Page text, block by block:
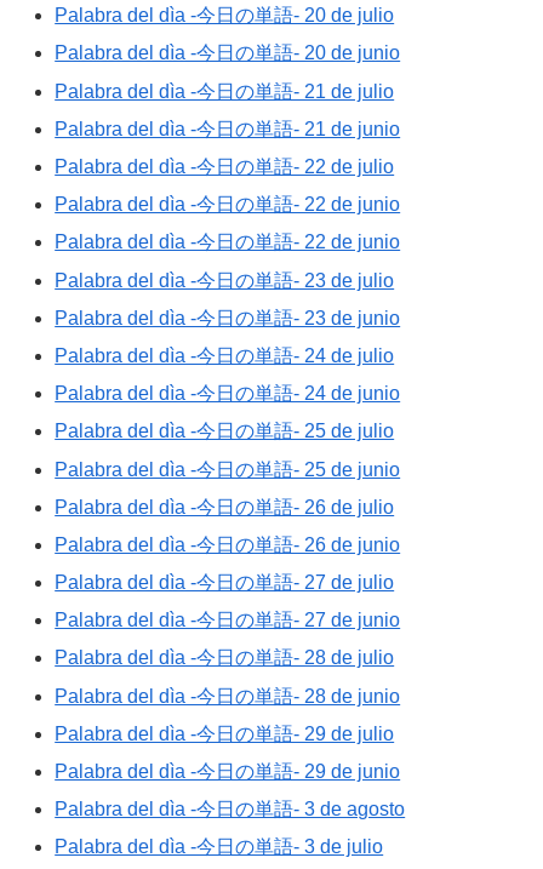
Palabra del dìa -今日の単語- 20 de julio
Palabra del dìa -今日の単語- 20 de junio
Palabra del dìa -今日の単語- 21 de julio
Palabra del dìa -今日の単語- 21 de junio
Palabra del dìa -今日の単語- 22 de julio
Palabra del dìa -今日の単語- 22 de junio
Palabra del dìa -今日の単語- 22 de junio
Palabra del dìa -今日の単語- 23 de julio
Palabra del dìa -今日の単語- 23 de junio
Palabra del dìa -今日の単語- 24 de julio
Palabra del dìa -今日の単語- 24 de junio
Palabra del dìa -今日の単語- 25 de julio
Palabra del dìa -今日の単語- 25 de junio
Palabra del dìa -今日の単語- 26 de julio
Palabra del dìa -今日の単語- 26 de junio
Palabra del dìa -今日の単語- 27 de julio
Palabra del dìa -今日の単語- 27 de junio
Palabra del dìa -今日の単語- 28 de julio
Palabra del dìa -今日の単語- 28 de junio
Palabra del dìa -今日の単語- 29 de julio
Palabra del dìa -今日の単語- 29 de junio
Palabra del dìa -今日の単語- 3 de agosto
Palabra del dìa -今日の単語- 3 de julio